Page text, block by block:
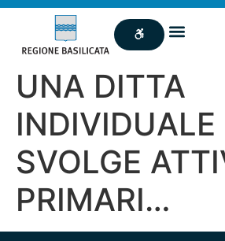
UNA DITTA
INDIVIDUALE
SVOLGE
PRIMARI…